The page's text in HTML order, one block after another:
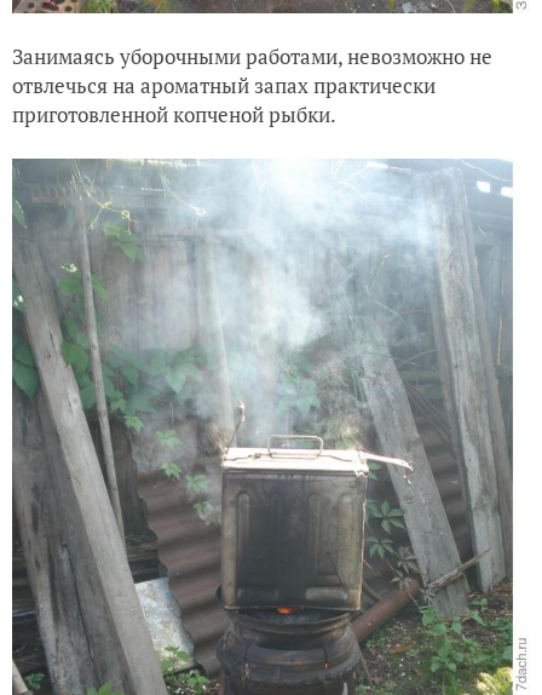
Занимаясь уборочными работами, невозможно не
отвлечься на ароматный запах практически
приготовленной копченой рыбки.